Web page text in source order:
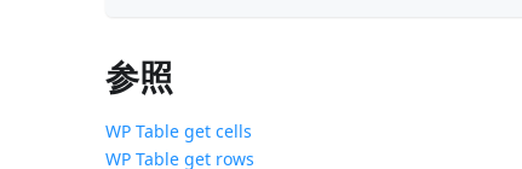
参照
WP Table get cells
WP Table get rows